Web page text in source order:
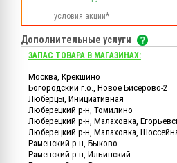
условия акции*
Дополнительные услуги
ЗАПАС ТОВАРА В МАГАЗИНАХ:
Москва, Крекшино
Богородский г.о., Новое Бисерово-2
Люберцы, Инициативная
Люберецкий р-н, Томилино
Люберецкий р-н, Малаховка,
Люберецкий р-н, Малаховка,
Раменский р-н, Быково
Раменский р-н, Ильинский